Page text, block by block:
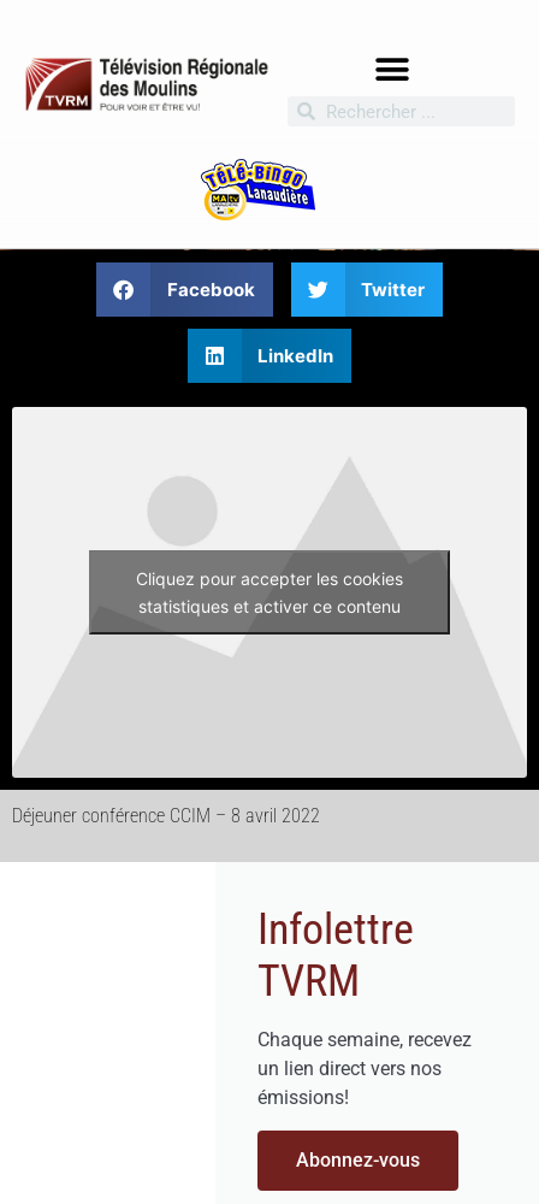
Facebook Twitter
LinkedIn
Cliquez pour accepter les cookies
statistiques et activer ce contenu
Déjeuner conférence CCIM – 8 avril 2022
Infolettre
TVRM
Chaque semaine, recevez
un lien direct vers nos
émissions!
Abonnez-vous